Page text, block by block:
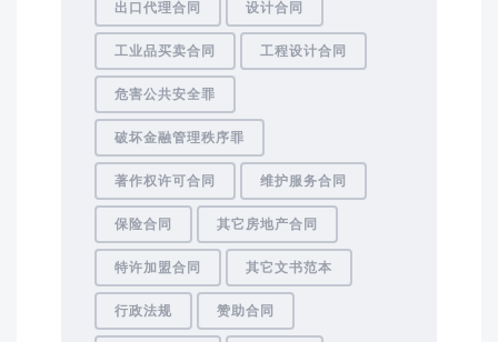
出口代理合同 设计合同
工业品买卖合同 工程设计合同
危害公共安全罪
破坏金融管理秩序罪
著作权许可合同 维护服务合同
保险合同 其它房地产合同
特许加盟合同 其它文书范本
行政法规 赞助合同